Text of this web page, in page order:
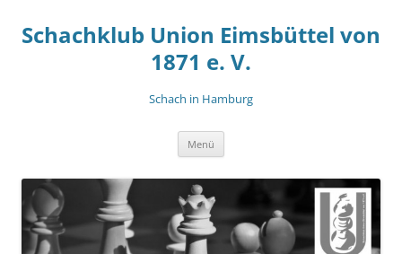
springen
Schachklub Union Eimsbüttel von
1871 e. V.
Schach in Hamburg
Menü